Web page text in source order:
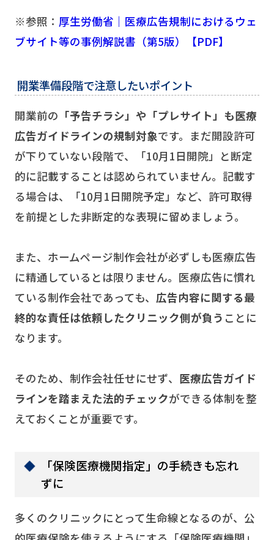
※参照： 厚生労働省｜医療広告規制におけるウェ
ブサイト等の事例解説書（第5版）【PDF】
開業準備段階で注意したいポイント
開業前の 「予告チラシ」や「プレサイト」も医療
広告ガイドラインの規制対象です。まだ開設許可
が下りていない段階で、「10月1日開院」と断定
的に記載することは認められていません。記載す
る場合は、「10月1日開院予定」など、許可取得
を前提とした非断定的な表現に留めましょう。
また、ホームページ制作会社が必ずしも医療広告
に精通しているとは限りません。医療広告に慣れ
ている制作会社であっても、 広告内容に関する最
終的な責任は依頼したクリニック側が負う ことに
なります。
そのため、制作会社任せにせず、 医療広告ガイド
ラインを踏まえた法的チェックができる体制を整
えておくことが重要です。
「保険医療機関指定」の手続きも忘れ
ずに
多くのクリニックにとって生命線となるのが、公